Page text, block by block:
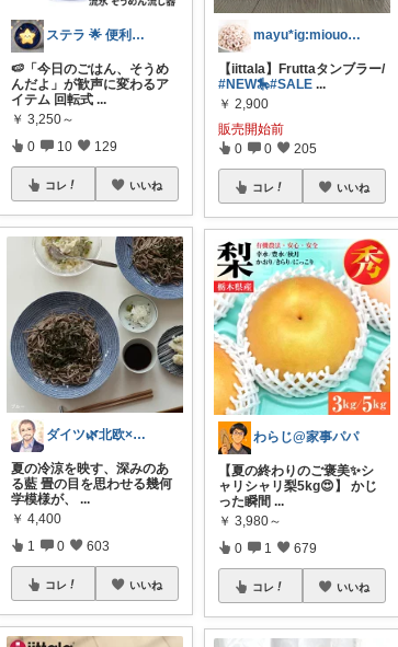
ステラ 🌟 便利グッズと素敵なアイテム
🍉「今日のごはん、そうめ
んだよ」が歓声に変わるア
イテム 回転式 ...
￥ 3,250～
0 10 129
コレ いいね
ダイツ🌿北欧×日本｜無理のない道具選び
夏の冷涼を映す、深みのあ
る藍 畳の目を思わせる幾何
学模様が、
...
￥ 4,400
1 0 603
コレ いいね
mayu*ig:miouor_home
【iittala】Fruttaタンブラー/
#NEW🎠#SALE ...
￥ 2,900
販売開始前
0 0 205
コレ いいね
わらじ@家事パパ
【夏の終わりのご褒美✨シ
ャリシャリ梨5kg😍】 かじ
った瞬間 ...
￥ 3,980～
0 1 679
コレ いいね